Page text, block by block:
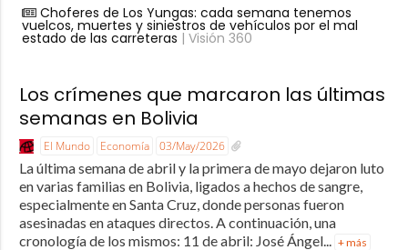
Choferes de Los Yungas: cada semana tenemos
vuelcos, muertes y siniestros de vehículos por el mal
estado de las carreteras | Visión 360
Los crímenes que marcaron las últimas
semanas en Bolivia
El Mundo Economía 03/May/2026
La última semana de abril y la primera de mayo dejaron luto
en varias familias en Bolivia, ligados a hechos de sangre,
especialmente en Santa Cruz, donde personas fueron
asesinadas en ataques directos. A continuación, una
cronología de los mismos: 11 de abril: José Ángel...
+ más